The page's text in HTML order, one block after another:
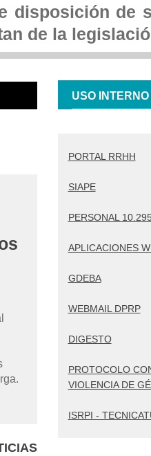
disposición de
de la
USO INTERNO
PORTAL RRHH
SIAPE
PERSONAL 10.295
APLICACIONES
GDEBA
WEBMAIL DPRP
DIGESTO
PROTOCOLO
VIOLENCIA DE
ISRPI -